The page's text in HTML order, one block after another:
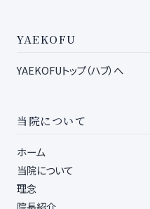
YAEKOFU
YAEKOFUトップ（ハブ）へ
当院について
ホーム
当院について
理念